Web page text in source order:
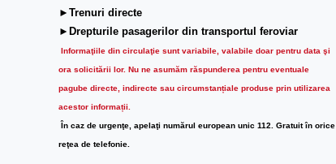
►Trenuri directe
►Drepturile pasagerilor din transportul feroviar
Informaţiile din circulaţie sunt variabile, valabile doar pentru data şi
ora solicitării lor. Nu ne asumăm răspunderea pentru eventuale
pagube directe, indirecte sau circumstanțiale produse prin utilizarea
acestor informații.
În caz de urgenţe, apelaţi numărul european unic 112. Gratuit în orice
reţea de telefonie.